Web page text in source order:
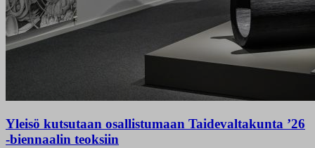
Yleisö kutsutaan osallistumaan Taidevaltakunta ’26
-biennaalin teoksiin